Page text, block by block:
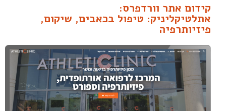
קידום אתר וורדפרס:
אתלטיקליניק: טיפול בכאבים, שיקום,
פיזיותרפיה